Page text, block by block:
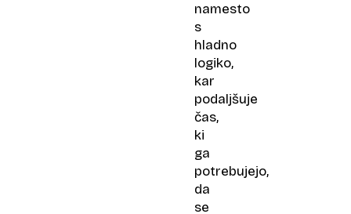
namesto
s
hladno
logiko,
kar
podaljšuje
čas,
ki
ga
potrebujejo,
da
se